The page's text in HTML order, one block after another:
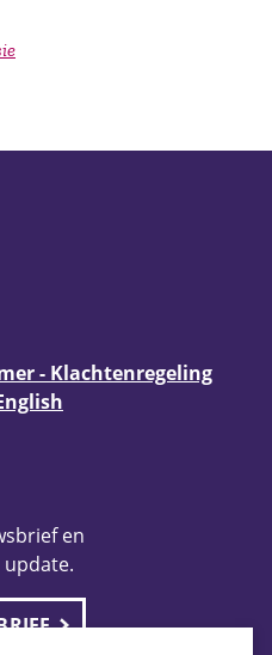
- Klachtenregeling
en